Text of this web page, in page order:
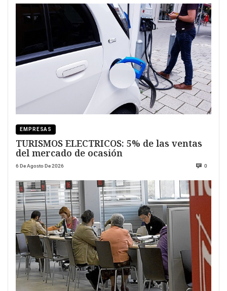
EMPRESAS
TURISMOS ELECTRICOS: 5% de las ventas
del mercado de ocasión
6 De Agosto De 2026 0